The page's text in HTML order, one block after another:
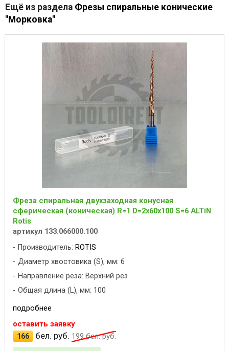
Ещё из раздела Фрезы спиральные конические
"Морковка"
Фреза спиральная двухзаходная конусная
сферическая (коническая) R=1 D=2x60x100 S=6 ALTiN
Rotis
артикул 133.066000.100
Производитель: ROTIS
Диаметр хвостовика (S), мм: 6
Направление реза: Верхний рез
Общая длина (L), мм: 100
подробнее
оставить заявку
166
бел. руб. 199бел. руб.